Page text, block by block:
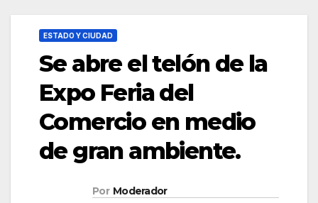
ESTADO Y CIUDAD
Se abre el telón de la
Expo Feria del
Comercio en medio
de gran ambiente.
Por Moderador